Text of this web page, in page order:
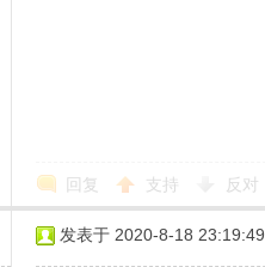
回复 支持 反对
发表于 2020-8-18 23:19:49